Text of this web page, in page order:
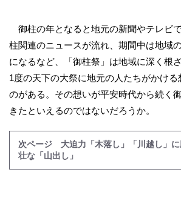
御柱の年となると地元の新聞やテレビ
柱関連のニュースが流れ、期間中は地域
になるなど、「御柱祭」は地域に深く根
1度の天下の大祭に地元の人たちがかける
のがある。その想いが平安時代から続く
きたといえるのではないだろうか。
次ページ 大迫力「木落し」「川越し」に
壮な「山出し」